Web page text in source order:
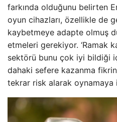
farkında olduğunu belirten
oyun cihazları, özellikle de
kaybetmeye adapte olmuş
etmeleri gerekiyor. ‘Ramak
sektörü bunu çok iyi bildiği
dahaki sefere kazanma
tekrar risk alarak oynamaya